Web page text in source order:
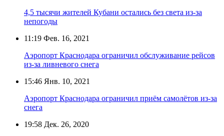
4,5 тысячи жителей Кубани остались без света из-за
непогоды
11:19 Фев. 16, 2021
Аэропорт Краснодара ограничил обслуживание рейсов
из-за ливневого снега
15:46 Янв. 10, 2021
Аэропорт Краснодара ограничил приём самолётов из-за
снега
19:58 Дек. 26, 2020